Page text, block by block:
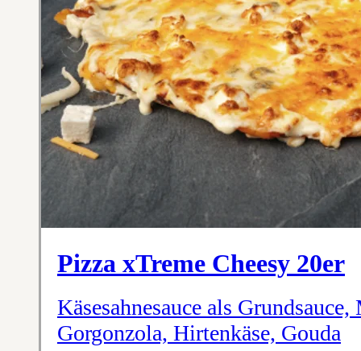
Pizza xTreme Cheesy 20er
Käsesahnesauce als
Gorgonzola, Hirtenkäse, Gouda